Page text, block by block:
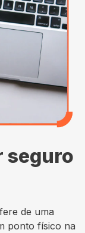
seguro
de uma
ponto físico na